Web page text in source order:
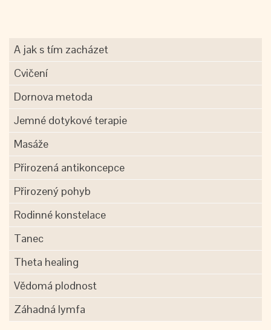
A jak s tím zacházet
Cvičení
Dornova metoda
Jemné dotykové terapie
Masáže
Přirozená antikoncepce
Přirozený pohyb
Rodinné konstelace
Tanec
Theta healing
Vědomá plodnost
Záhadná lymfa